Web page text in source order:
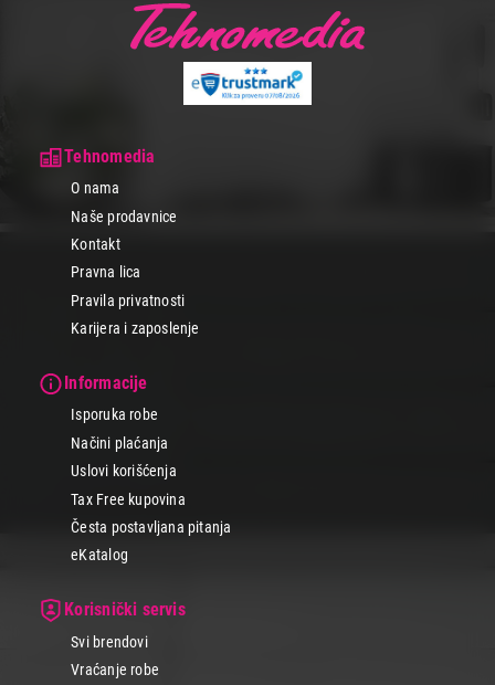
Tehnomedia
O nama
Naše prodavnice
Kontakt
Pravna lica
Pravila privatnosti
Karijera i zaposlenje
Informacije
Isporuka robe
Načini plaćanja
Uslovi korišćenja
Tax Free kupovina
Česta postavljana pitanja
eKatalog
Korisnički servis
Svi brendovi
Vraćanje robe